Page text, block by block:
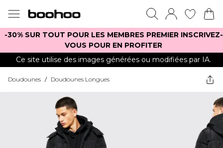
-30% SUR TOUT POUR LES MEMBRES PREMIER INSCRIVEZ-
VOUS POUR EN PROFITER
Ce site utilise des images générées ou modifiées par IA.
Doudounes / Doudounes Longues